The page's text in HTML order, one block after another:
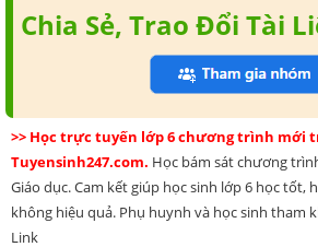
Chia Sẻ, Trao Đổi Tài
>> Học trực tuyến lớp 6 chương trình mới
Tuyensinh247.com. Học bám sát chương
Giáo dục. Cam kết giúp học sinh lớp 6 học tốt,
không hiệu quả. Phụ huynh và học sinh tham
Link